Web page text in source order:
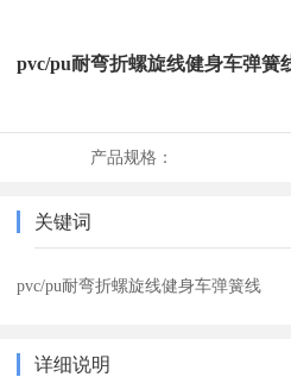
pvc/pu耐弯折螺旋线健身车弹簧
产品规格：
关键词
pvc/pu耐弯折螺旋线健身车弹簧线
详细说明